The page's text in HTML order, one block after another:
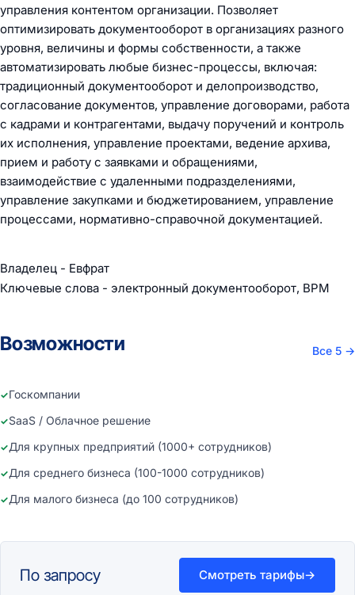
управления контентом организации. Позволяет
оптимизировать документооборот в организациях разного
уровня, величины и формы собственности, а также
автоматизировать любые бизнес-процессы, включая:
традиционный документооборот и делопроизводство,
согласование документов, управление договорами, работа
с кадрами и контрагентами, выдачу поручений и контроль
их исполнения, управление проектами, ведение архива,
прием и работу с заявками и обращениями,
взаимодействие с удаленными подразделениями,
управление закупками и бюджетированием, управление
процессами, нормативно-справочной документацией.
Владелец - Евфрат
Ключевые слова - электронный документооборот, BPM
Возможности Все 5 →
Госкомпании
SaaS / Облачное решение
Для крупных предприятий (1000+ сотрудников)
Для среднего бизнеса (100-1000 сотрудников)
Для малого бизнеса (до 100 сотрудников)
По запросу Смотреть тарифы→